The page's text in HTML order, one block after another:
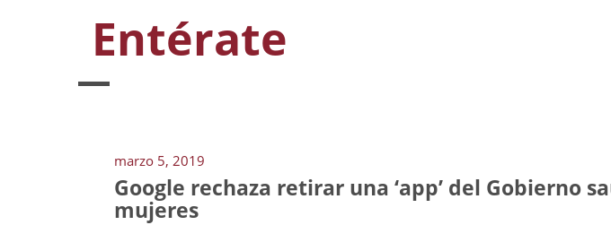
Entérate
marzo 5, 2019
Google rechaza retirar una ‘app’ del Gobierno
mujeres